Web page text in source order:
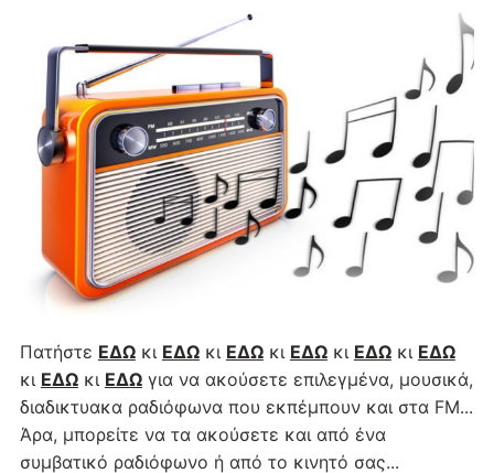
Πατήστε ΕΔΩκι ΕΔΩκι ΕΔΩκι ΕΔΩκι ΕΔΩκι ΕΔΩ
κι ΕΔΩκι ΕΔΩγια να ακούσετε επιλεγμένα, μουσικά,
διαδικτυακα ραδιόφωνα που εκπέμπουν και στα FM...
Άρα, μπορείτε να τα ακούσετε και από ένα
συμβατικό ραδιόφωνο ή από το κινητό σας...